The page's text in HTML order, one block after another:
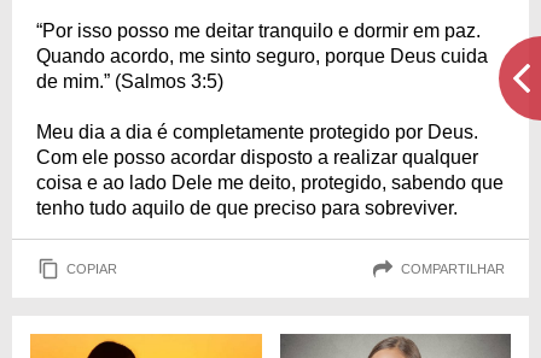
“Por isso posso me deitar tranquilo e dormir em paz.
Quando acordo, me sinto seguro, porque Deus cuida
de mim.” (Salmos 3:5)
Meu dia a dia é completamente protegido por Deus.
Com ele posso acordar disposto a realizar qualquer
coisa e ao lado Dele me deito, protegido, sabendo que
tenho tudo aquilo de que preciso para sobreviver.
COPIAR COMPARTILHAR